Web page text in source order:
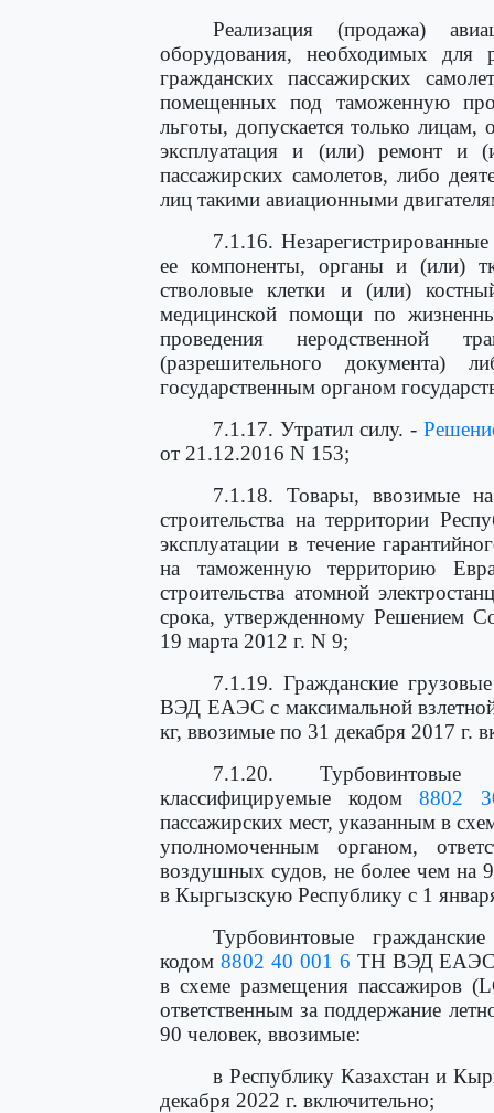
Реализация (продажа)
оборудования, необходимых для
гражданских пассажирских
помещенных под таможенную
льготы, допускается только лицам,
эксплуатация и (или) ремонт и
пассажирских самолетов, либо
лиц такими авиационными
7.1.16.
ее компоненты, органы и (или)
стволовые клетки и (или)
медицинской помощи по
проведения неродственной
(разрешительного документа)
государственным органом
7.1.17. Утратил силу. -
от 21.12.2016 N 153;
7.1.18. Товары, ввозимые
строительства на территории
эксплуатации в течение
на таможенную территорию
строительства атомной
срока, утвержденному Решением
19 марта 2012 г. N 9;
7.1.19. Гражданские
ВЭД ЕАЭС с максимальной
кг, ввозимые по 31 декабря 2017 г.
7.1.20. Турбовинтовые
классифицируемые кодом8802
пассажирских мест, указанным в
уполномоченным органом,
воздушных судов, не более чем на
в Кыргызскую Республику с 1
Турбовинтовые
кодом 8802 40 001 6 ТН ВЭД ЕАЭС,
в схеме размещения пассажиров
ответственным за поддержание
90 человек, ввозимые:
в Республику Казахстан и
декабря 2022 г. включительно;